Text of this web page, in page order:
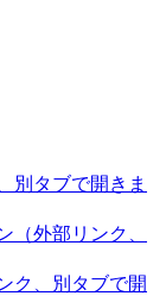
別タブで開きま
（外部リンク、
ク、別タブで開